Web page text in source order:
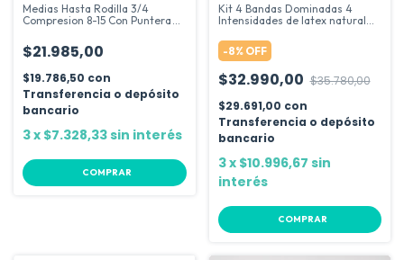
Medias Hasta Rodilla 3/4
Compresion 8-15 Con Puntera
$21.985,00
$19.786,50 con
Transferencia o depósito
bancario
3x $7.328,33sin interés
COMPRAR
Kit 4 Bandas Dominadas 4
Intensidades de latex natural
-8% OFF
$32.990,00 $35.780,00
$29.691,00 con
Transferencia o depósito
bancario
3x $10.996,67 sin
interés
COMPRAR